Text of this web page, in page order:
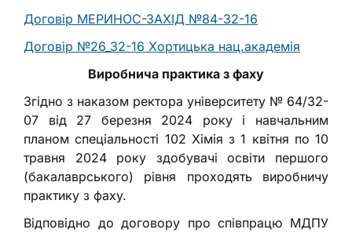
Договір МЕРИНОС-ЗАХІД №84-32-16
Договір №26_32-16 Хортицька нац.академія
Виробнича практика з фаху
Згідно з наказом ректора університету № 64/32-
07 від 27 березня 2024 року і навчальним
планом спеціальності 102 Хімія з 1 квітня по 10
травня 2024 року здобувачі освіти першого
(бакалаврського) рівня проходять виробничу
практику з фаху.
Відповідно до договору про співпрацю МДПУ